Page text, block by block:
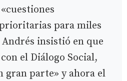
para miles
insistió en que
el Diálogo Social,
gran parte» y ahora el